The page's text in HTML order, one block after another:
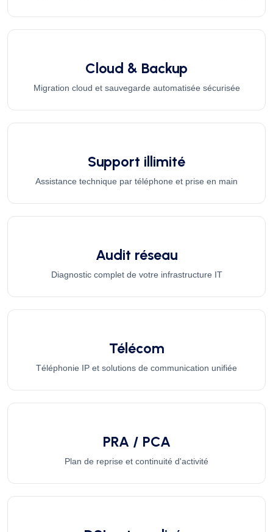
Cloud & Backup
Migration cloud et sauvegarde automatisée sécurisée
Support illimité
Assistance technique par téléphone et prise en main
Audit réseau
Diagnostic complet de votre infrastructure IT
Télécom
Téléphonie IP et solutions de communication unifiée
PRA / PCA
Plan de reprise et continuité d'activité